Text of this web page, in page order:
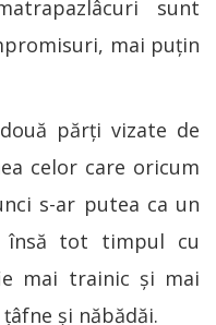
sunt
mai puţin
părţi vizate de
celor care oricum
s-ar putea ca un
însă tot timpul cu
mai trainic şi mai
şi năbădăi.